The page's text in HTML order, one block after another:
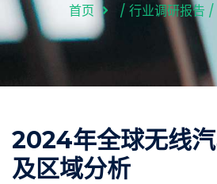
首页 / 行业调研报告 /
2024年全球无线
及区域分析